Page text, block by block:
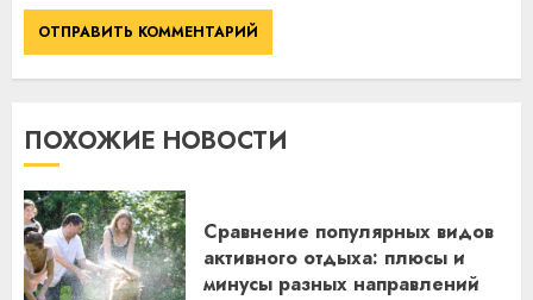
ПОХОЖИЕ НОВОСТИ
Сравнение популярных видов
активного отдыха: плюсы и
минусы разных направлений